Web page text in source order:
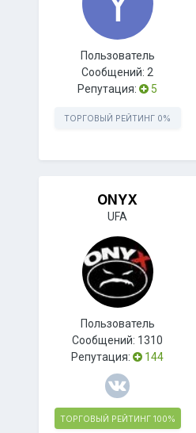
Пользователь
Сообщений:2
Репутация:
5
ТОРГОВЫЙ РЕЙТИНГ 0%
ONYX
UFA
Пользователь
Сообщений: 1310
Репутация:
144
ТОРГОВЫЙ РЕЙТИНГ 100%